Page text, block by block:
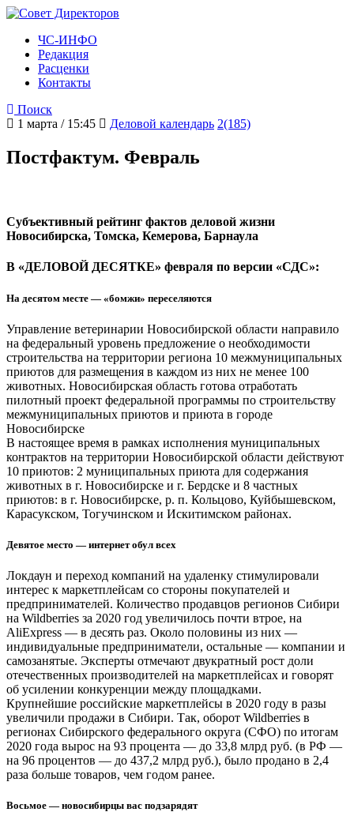
ЧС-ИНФО
Редакция
Расценки
Контакты
Поиск
1 марта / 15:45
Деловой календарь 2(185)
Постфактум. Февраль
Субъективный рейтинг фактов деловой жизни
Новосибирска, Томска, Кемерова, Барнаула
В «ДЕЛОВОЙ ДЕСЯТКЕ» февраля по версии «СДС»:
На десятом месте — «бомжи» переселяются
Управление ветеринарии Новосибирской области направило
на федеральный уровень предложение о необходимости
строительства на территории региона 10 межмуниципальных
приютов для размещения в каждом из них не менее 100
животных. Новосибирская область готова отработать
пилотный проект федеральной программы по строительству
межмуниципальных приютов и приюта в городе
Новосибирске
В настоящее время в рамках исполнения муниципальных
контрактов на территории Новосибирской области действуют
10 приютов: 2 муниципальных приюта для содержания
животных в г. Новосибирске и г. Бердске и 8 частных
приютов: в г. Новосибирске, р. п. Кольцово, Куйбышевском,
Карасукском, Тогучинском и Искитимском районах.
Девятое место — интернет обул всех
Локдаун и переход компаний на удаленку стимулировали
интерес к маркетплейсам со стороны покупателей и
предпринимателей. Количество продавцов регионов Сибири
на Wildberries за 2020 год увеличилось почти втрое, на
AliExpress — в десять раз. Около половины из них —
индивидуальные предприниматели, остальные — компании и
самозанятые. Эксперты отмечают двукратный рост доли
отечественных производителей на маркетплейсах и говорят
об усилении конкуренции между площадками.
Крупнейшие российские маркетплейсы в 2020 году в разы
увеличили продажи в Сибири. Так, оборот Wildberries в
регионах Сибирского федерального округа (СФО) по итогам
2020 года вырос на 93 процента — до 33,8 млрд руб. (в РФ —
на 96 процентов — до 437,2 млрд руб.), было продано в 2,4
раза больше товаров, чем годом ранее.
Восьмое — новосибирцы вас подзарядят